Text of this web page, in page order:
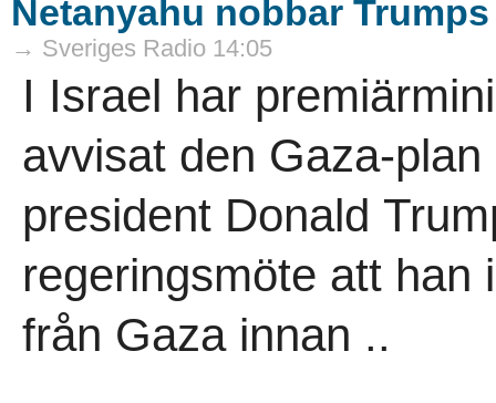
Netanyahu nobbar
→ Sveriges Radio 14:05
I Israel har
avvisat den Gaza-
president Donald
regeringsmöte att han
från Gaza innan ..